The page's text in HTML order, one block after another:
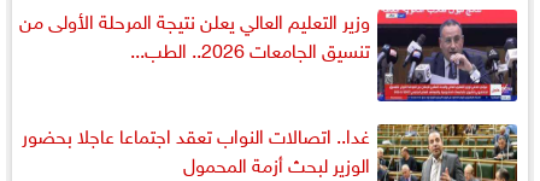
وزير التعليم العالي يعلن نتيجة المرحلة الأولى من
تنسيق الجامعات 2026.. الطب...
غدا.. اتصالات النواب تعقد اجتماعا عاجلا بحضور
الوزير لبحث أزمة المحمول